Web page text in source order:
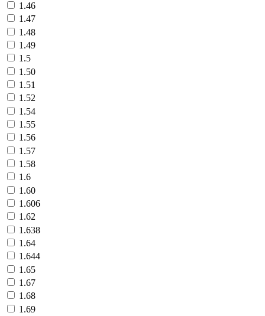
1.46
1.47
1.48
1.49
1.5
1.50
1.51
1.52
1.54
1.55
1.56
1.57
1.58
1.6
1.60
1.606
1.62
1.638
1.64
1.644
1.65
1.67
1.68
1.69